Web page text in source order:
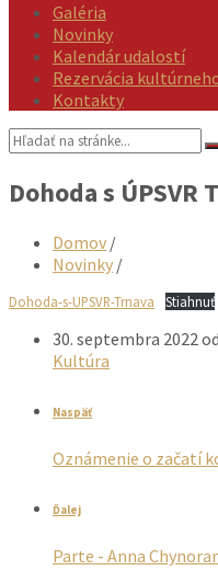
Galéria
Novinky
Kalendár udalostí
Rezervácia
Kontakty
Vyhľadávanie:
Dohoda s ÚPSVR
Domov /
Novinky /
Dohoda-s-UPSVR-Trnava Stiahnuť
30. septembra 2022 od
Kultúra
Naspäť
Oznámenie o začatí
Ďalej
Parte - Anna